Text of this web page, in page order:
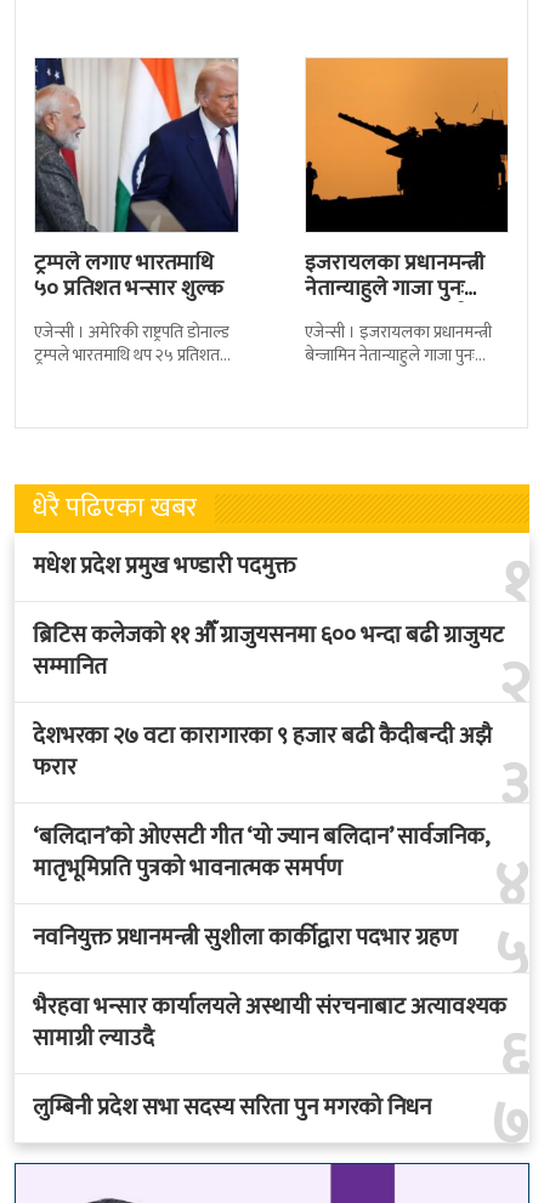
ट्रम्पले लगाए भारतमाथि
५० प्रतिशत भन्सार शुल्क
एजेन्सी । अमेरिकी राष्ट्रपति डोनाल्ड
ट्रम्पले भारतमाथि थप २५ प्रतिशत
इजरायलका प्रधानमन्त्री
नेतान्याहुले गाजा पुनः
कब्जाको प्रस्ताव राखे
एजेन्सी । इजरायलका प्रधानमन्त्री
बेन्जामिन नेतान्याहुले गाजा पुनः
लगायत धेरै
धेरै पढिएका खबर
१
मधेश प्रदेश प्रमुख भण्डारी पदमुक्त
२
ब्रिटिस कलेजको ११ औँ ग्राजुयसनमा ६०० भन्दा बढी ग्राजुयट
सम्मानित
३
देशभरका २७ वटा कारागारका ९ हजार बढी कैदीबन्दी अझै
फरार
४
‘बलिदान’को ओएसटी गीत ‘यो ज्यान बलिदान’ सार्वजनिक,
मातृभूमिप्रति पुत्रको भावनात्मक समर्पण
५
नवनियुक्त प्रधानमन्त्री सुशीला कार्कीद्वारा पदभार ग्रहण
६
भैरहवा भन्सार कार्यालयले अस्थायी संरचनाबाट अत्यावश्यक
सामाग्री ल्याउदै
७
लुम्बिनी प्रदेश सभा सदस्य सरिता पुन मगरको निधन